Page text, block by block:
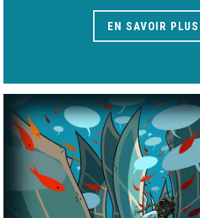
EN SAVOIR PLUS